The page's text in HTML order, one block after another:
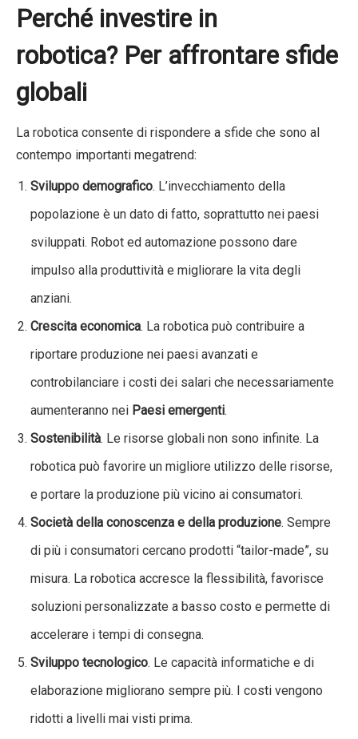
Perché investire in
robotica? Per affrontare sfide
globali
La robotica consente di rispondere a sfide che sono al
contempo importanti megatrend:
Sviluppo demografico. L’invecchiamento della
popolazione è un dato di fatto, soprattutto nei paesi
sviluppati. Robot ed automazione possono dare
impulso alla produttività e migliorare la vita degli
anziani.
Crescita economica. La robotica può contribuire a
riportare produzione nei paesi avanzati e
controbilanciare i costi dei salari che necessariamente
aumenteranno nei Paesi emergenti.
Sostenibilità. Le risorse globali non sono infinite. La
robotica può favorire un migliore utilizzo delle risorse,
e portare la produzione più vicino ai consumatori.
Società della conoscenza e della produzione. Sempre
di più i consumatori cercano prodotti “tailor-made”, su
misura. La robotica accresce la flessibilità, favorisce
soluzioni personalizzate a basso costo e permette di
accelerare i tempi di consegna.
Sviluppo tecnologico. Le capacità informatiche e di
elaborazione migliorano sempre più. I costi vengono
ridotti a livelli mai visti prima.